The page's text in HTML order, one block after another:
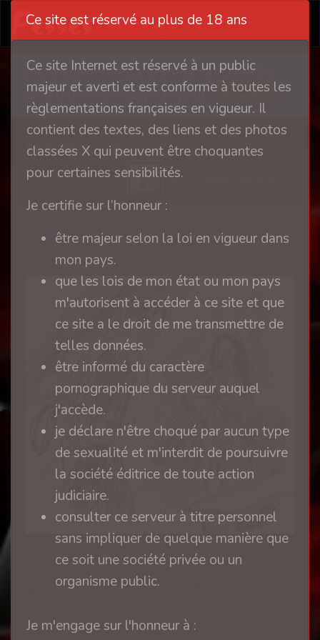
Ce site nécessite l'autorisation de cookies
pour fonctionner correctement
Accepter
Punir éduquer fesser
0 Retour à l'album
il y a 4 ans
Catégories : Femmes fessées
Ce site est réservé au plus de 18 ans
Ce site Internet est réservé à un public
majeur et averti et est conforme à toutes les
règlementations françaises en vigueur. Il
contient des textes, des liens et des photos
classées X qui peuvent être choquantes
pour certaines sensibilités.
Je certifie sur l’honneur :
être majeur selon la loi en vigueur dans
mon pays.
que les lois de mon état ou mon pays
m'autorisent à accéder à ce site et que
ce site a le droit de me transmettre de
telles données.
être informé du caractère
pornographique du serveur auquel
j'accède.
je déclare n'être choqué par aucun type
de sexualité et m'interdit de poursuivre
la société éditrice de toute action
judiciaire.
consulter ce serveur à titre personnel
sans impliquer de quelque manière que
ce soit une société privée ou un
organisme public.
Je m'engage sur l'honneur à :